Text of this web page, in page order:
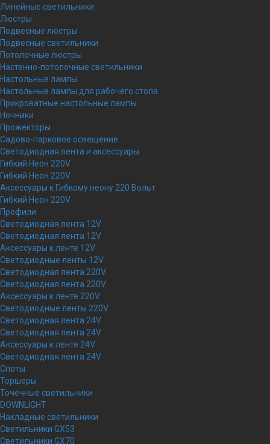
Линейные светильники
Люстры
Подвесные люстры
Подвесные светильники
Потолочные люстры
Настенно-потолочные светильники
Настольные лампы
Настольные лампы для рабочего стола
Прикроватные настольные лампы
Ночники
Прожекторы
Садово-парковое освещение
Светодиодная лента и аксессуары
Гибкий Неон 220V
Гибкий Неон 220V
Аксессуары к Гибкому неону 220 Вольт
Гибкий Неон 220V
Профили
Светодиодная лента 12V
Светодиодная лента 12V
Аксессуары к ленте 12V
Светодиодные ленты 12V
Светодиодная лента 220V
Светодиодная лента 220V
Аксессуары к ленте 220V
Светодиодные ленты 220V
Светодиодная лента 24V
Светодиодная лента 24V
Аксессуары к ленте 24V
Светодиодная лента 24V
Споты
Торшеры
Точечные светильники
DOWNLIGHT
Накладные светильники
Светильники GX53
Светильники GX70